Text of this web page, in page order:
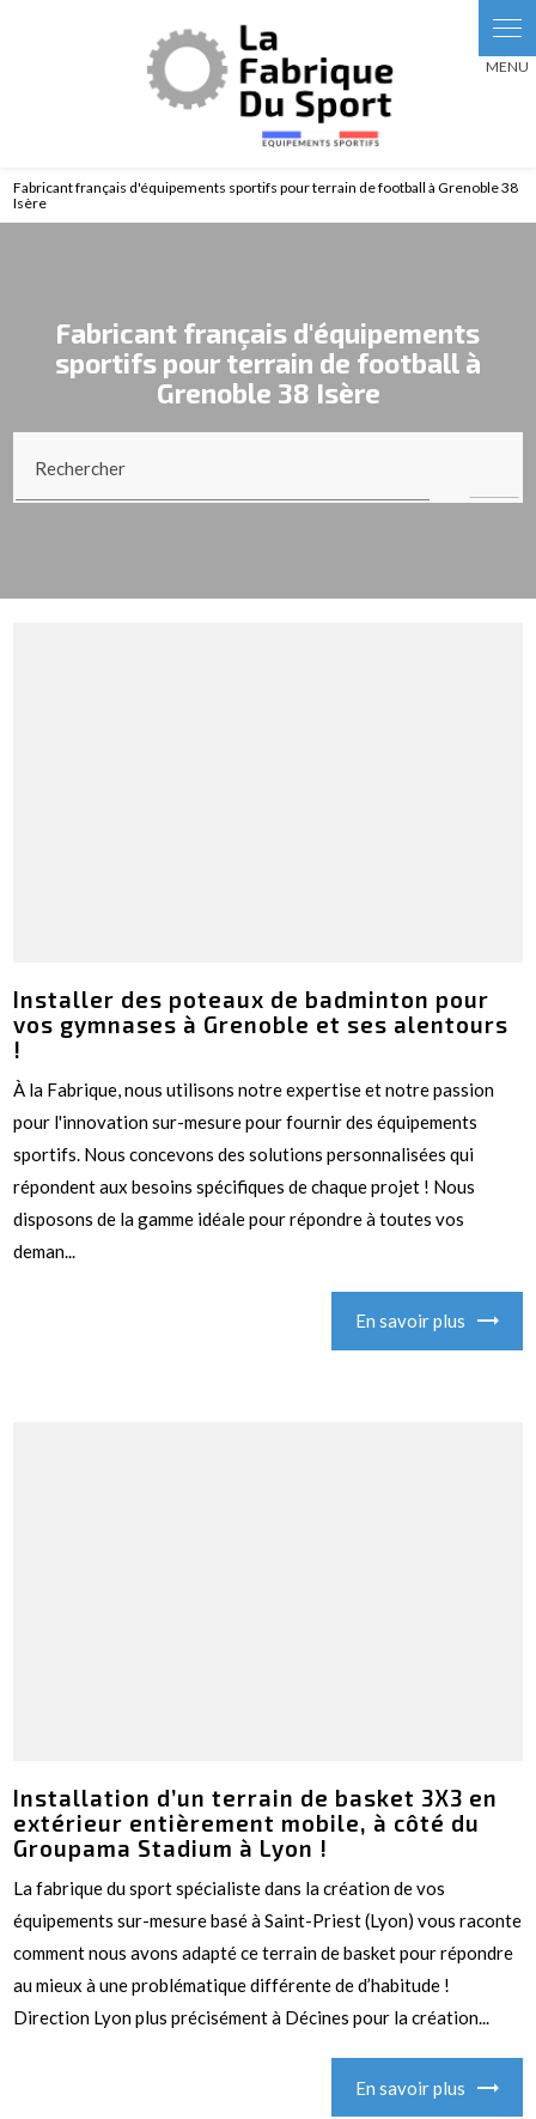
Fabricant français d'équipements sportifs pour terrain de football à Grenoble 38
Isère
Fabricant français d'équipements
sportifs pour terrain de football à
Grenoble 38 Isère
Rechercher
Installer des poteaux de badminton pour
vos gymnases à Grenoble et ses alentours
!
À la Fabrique, nous utilisons notre expertise et notre passion
pour l'innovation sur-mesure pour fournir des équipements
sportifs. Nous concevons des solutions personnalisées qui
répondent aux besoins spécifiques de chaque projet ! Nous
disposons de la gamme idéale pour répondre à toutes vos
deman...
En savoir plus
Installation d’un terrain de basket 3X3 en
extérieur entièrement mobile, à côté du
Groupama Stadium à Lyon !
La fabrique du sport spécialiste dans la création de vos
équipements sur-mesure basé à Saint-Priest (Lyon) vous raconte
comment nous avons adapté ce terrain de basket pour répondre
au mieux à une problématique différente de d’habitude !
Direction Lyon plus précisément à Décines pour la création...
En savoir plus